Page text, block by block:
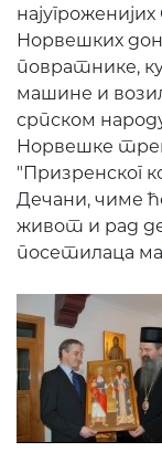
Норвешких
повратнике,
машине и
српском
Норвешке
"Призренског
Дечани, чиме
живот и рад
посетилаца